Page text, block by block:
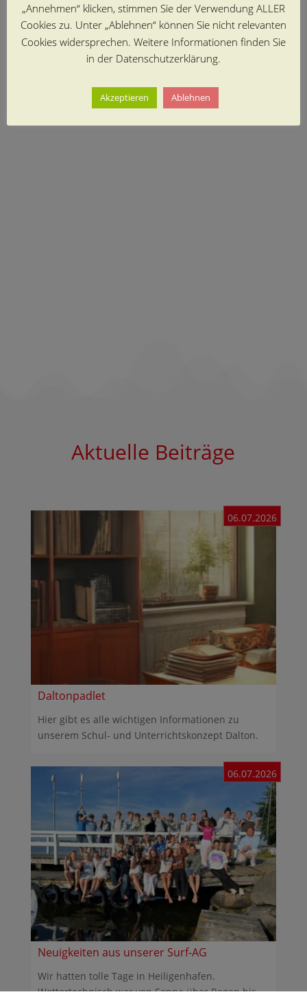
Aktuelle Beiträge
Daltonpadlet
06.07.2026
Hier gibt es alle wichtigen Informationen zu
unserem Schul- und Unterrichtskonzept Dalton.
Neuigkeiten aus unserer Surf-AG
06.07.2026
Wir hatten tolle Tage in Heiligenhafen.
Wettertechnisch war von Sonne über Regen bis
„Annehmen“ klicken, stimmen Sie der Verwendung ALLER
Cookies zu. Unter „Ablehnen“ können Sie nicht relevanten
Cookies widersprechen. Weitere Informationen finden Sie
in der Datenschutzerklärung.
Akzeptieren Ablehnen